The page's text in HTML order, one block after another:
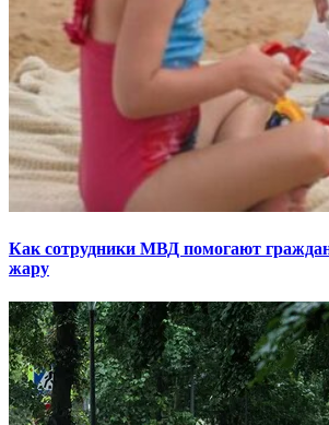
Как сотрудники МВД помогают
жару